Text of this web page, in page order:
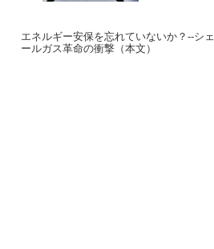
エネルギー安保を忘れていないか？--シェ
ールガス革命の衝撃（本文）